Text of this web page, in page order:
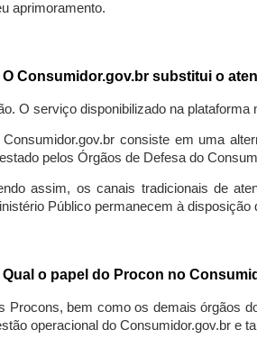
aprimoramento.
O Consumidor.gov.br substitui o
O serviço disponibilizado na
consiste em uma
pelos Órgãos de Defesa do
assim, os canais tradicionais de
Público permanecem à
Qual o papel do Procon no
Procons, bem como os demais órgãos
operacional do Consumidor.gov.br e